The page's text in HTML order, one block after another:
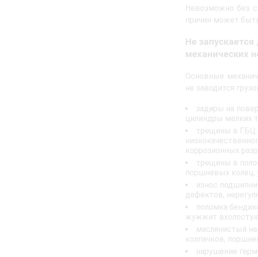
Невозможно без
причин может
Не
механических
Основные
не заводится
задиры на
цилиндры мелких
трещины в ГБЦ.
коррозионных
трещины в
поршневых колец,
износ
дефектов,
поломка
жужжит
маслянистый
колпачков,
нарушение